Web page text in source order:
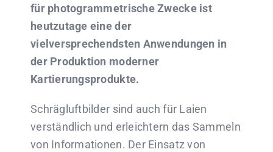
für photogrammetrische Zwecke ist
heutzutage eine der
vielversprechendsten Anwendungen in
der Produktion moderner
Kartierungsprodukte.
Schrägluftbilder sind auch für Laien
verständlich und erleichtern das Sammeln
von Informationen. Der Einsatz von